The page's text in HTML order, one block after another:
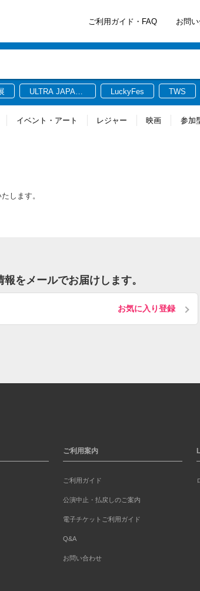
ご利用ガイド・FAQ お問
ULTRA JAPAN
LuckyFes TWS
イベント・アート レジャー 映画 参加
します。
をメールでお届けします。
お気に入り登録
ご利用案内
ご利用ガイド
公演中止・払戻しのご案内
電子チケットご利用ガイド
Q&A
お問い合わせ